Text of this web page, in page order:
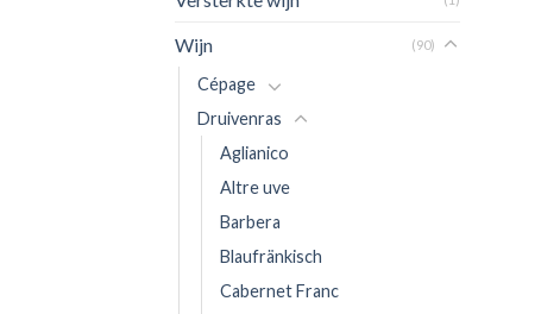
Wijn (90)
Cépage
Druivenras
Aglianico
Altre uve
Barbera
Blaufränkisch
Cabernet Franc